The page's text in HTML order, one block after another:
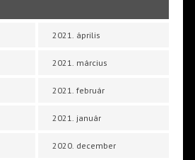
2021. április
2021. március
2021. február
2021. január
2020. december